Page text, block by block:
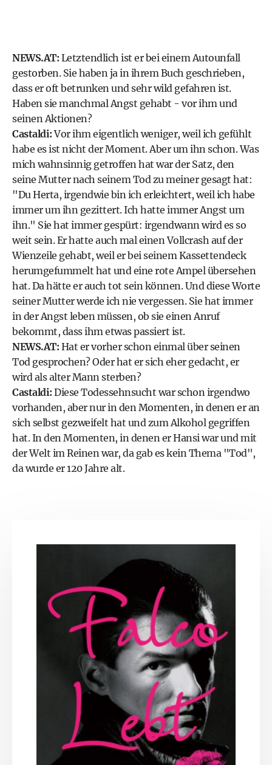
NEWS.AT: Letztendlich ist er bei einem Autounfall
gestorben. Sie haben ja in ihrem Buch geschrieben,
dass er oft betrunken und sehr wild gefahren ist.
Haben sie manchmal Angst gehabt - vor ihm und
seinen Aktionen?
Castaldi:Vor ihm eigentlich weniger, weil ich gefühlt
habe es ist nicht der Moment. Aber um ihn schon. Was
mich wahnsinnig getroffen hat war der Satz, den
seine Mutter nach seinem Tod zu meiner gesagt hat:
"Du Herta, irgendwie bin ich erleichtert, weil ich habe
immer um ihn gezittert. Ich hatte immer Angst um
ihn." Sie hat immer gespürt: irgendwann wird es so
weit sein. Er hatte auch mal einen Vollcrash auf der
Wienzeile gehabt, weil er bei seinem Kassettendeck
herumgefummelt hat und eine rote Ampel übersehen
hat. Da hätte er auch tot sein können. Und diese Worte
seiner Mutter werde ich nie vergessen. Sie hat immer
in der Angst leben müssen, ob sie einen Anruf
bekommt, dass ihm etwas passiert ist.
NEWS.AT: Hat er vorher schon einmal über seinen
Tod gesprochen? Oder hat er sich eher gedacht, er
wird als alter Mann sterben?
Castaldi: Diese Todessehnsucht war schon irgendwo
vorhanden, aber nur in den Momenten, in denen er an
sich selbst gezweifelt hat und zum Alkohol gegriffen
hat. In den Momenten, in denen er Hansi war und mit
der Welt im Reinen war, da gab es kein Thema "Tod",
da wurde er 120 Jahre alt.